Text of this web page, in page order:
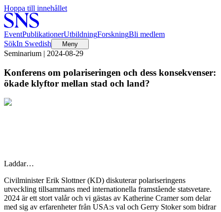
Hoppa till innehållet
EventPublikationerUtbildningForskningBli medlem
SökIn Swedish Meny
Seminarium | 2024-08-29
Konferens om polariseringen och dess konsekvenser:
ökade klyftor mellan stad och land?
Laddar…
Civilminister Erik Slottner (KD) diskuterar polariseringens
utveckling tillsammans med internationella framstående statsvetare.
2024 är ett stort valår och vi gästas av Katherine Cramer som delar
med sig av erfarenheter från USA:s val och Gerry Stoker som bidrar